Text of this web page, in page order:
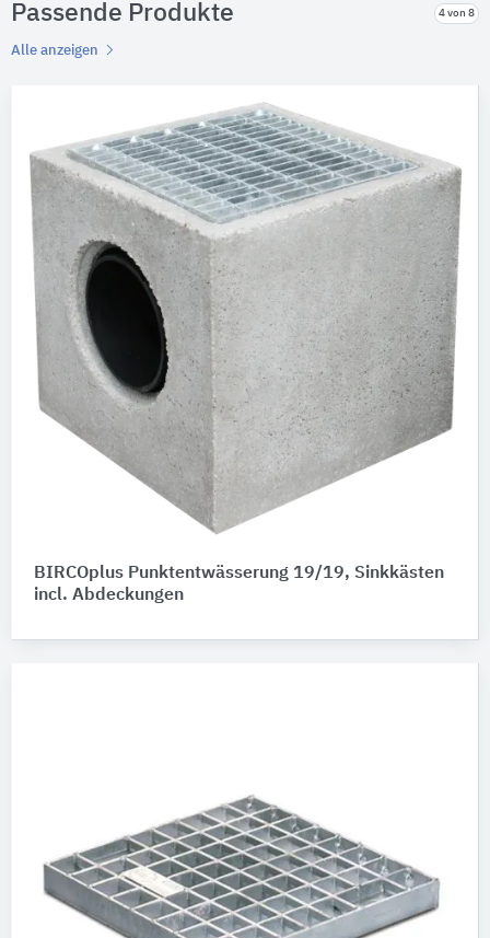
Passende Produkte 4 von 8
Alle anzeigen
BIRCOplus Punktentwässerung 19/19, Sinkkästen
incl. Abdeckungen